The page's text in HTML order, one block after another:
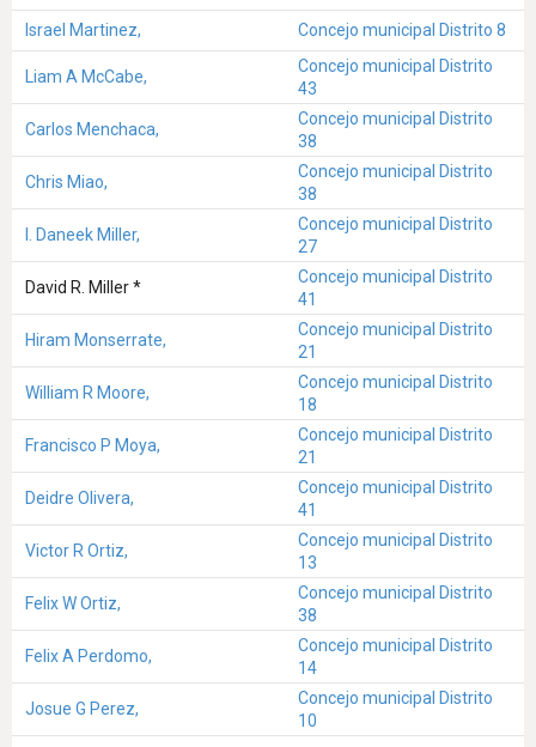
Israel Martinez, Concejo municipal Distrito 8
Liam A McCabe,
Concejo municipal Distrito
43
Carlos Menchaca,
Concejo municipal Distrito
38
Chris Miao,
Concejo municipal Distrito
38
I. Daneek Miller,
Concejo municipal Distrito
27
David R. Miller *
Concejo municipal Distrito
41
Hiram Monserrate,
Concejo municipal Distrito
21
William R Moore,
Concejo municipal Distrito
18
Francisco P Moya,
Concejo municipal Distrito
21
Deidre Olivera,
Concejo municipal Distrito
41
Victor R Ortiz,
Concejo municipal Distrito
13
Felix W Ortiz,
Concejo municipal Distrito
38
Felix A Perdomo,
Concejo municipal Distrito
14
Josue G Perez,
Concejo municipal Distrito
10